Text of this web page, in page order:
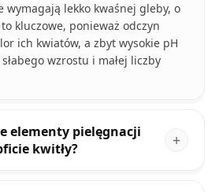
wymagają lekko kwaśnej gleby, o
kluczowe, ponieważ odczyn
ich kwiatów, a zbyt wysokie pH
wzrostu i małej liczby
elementy pielęgnacji
kwitły?